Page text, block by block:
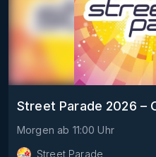
Street Parade 2026 –
Morgen ab 11:00 Uhr
Street Parade